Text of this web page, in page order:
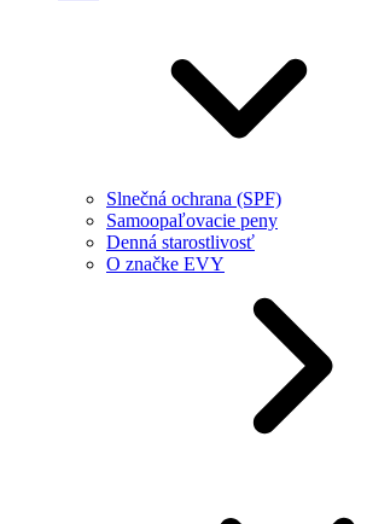
Slnečná ochrana (SPF)
Samoopaľovacie peny
Denná starostlivosť
O značke EVY